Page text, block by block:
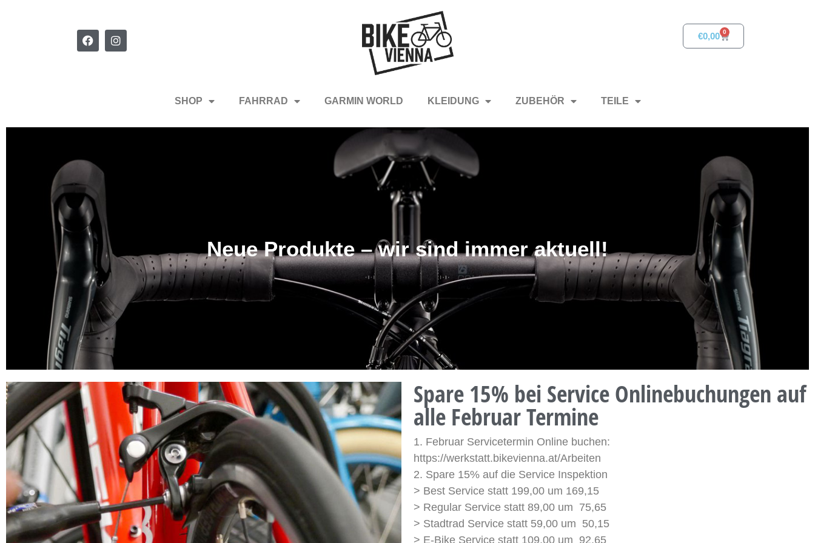
€0,00 0
SHOP FAHRRAD GARMIN WORLD KLEIDUNG ZUBEHÖR TEILE
Neue Produkte – wir sind immer aktuell!
Spare 15% bei Service Onlinebuchungen auf
alle Februar Termine
1. Februar Servicetermin Online buchen:
https://werkstatt.bikevienna.at/Arbeiten
2. Spare 15% auf die Service Inspektion
> Best Service statt 199,00 um 169,15
> Regular Service statt 89,00 um 75,65
> Stadtrad Service statt 59,00 um 50,15
> E-Bike Service statt 109,00 um 92,65